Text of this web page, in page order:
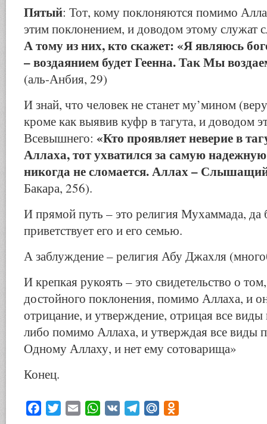
Пятый: Тот, кому поклоняются помимо
этим поклонением, и доводом этому служат
А тому из них, кто скажет: «Я являюсь
– воздаянием будет Геенна. Так Мы
(аль-Анбия, 29)
И знай, что человек не станет му’мином
кроме как выявив куфр в тагута, и доводом
Всевышнего: «Кто проявляет неверие в
Аллаха, тот ухватился за самую
никогда не сломается. Аллах –
Бакара, 256).
И прямой путь – это религия Мухаммада, да
приветствует его и его семью.
А заблуждение – религия Абу Джахля
И крепкая рукоять – это свидетельство о
достойного поклонения, помимо Аллаха, и
отрицание, и утверждение, отрицая все виды
либо помимо Аллаха, и утверждая все виды
Одному Аллаху, и нет ему сотоварища»
Конец.
Facebook
Twitter Email WhatsApp
VK TelegramMail.Ru